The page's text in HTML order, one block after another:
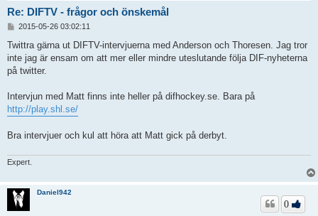
Re: DIFTV - frågor och önskemål
l
ä
g
g
2015-05-26 03:02:11
Twittra gärna ut DIFTV-intervjuerna med Anderson och Thoresen. Jag tror
inte jag är ensam om att mer eller mindre uteslutande följa DIF-nyheterna
på twitter.
Intervjun med Matt finns inte heller på difhockey.se. Bara på
http://play.shl.se/
Bra intervjuer och kul att höra att Matt gick på derbyt.
Expert.
Daniel942
0